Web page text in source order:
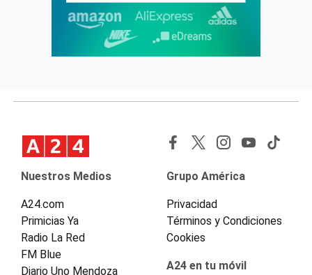
Nuestros Medios
A24.com
Primicias Ya
Radio La Red
FM Blue
Diario Uno Mendoza
Grupo América
Privacidad
Términos y Condiciones
Cookies
A24 en tu móvil